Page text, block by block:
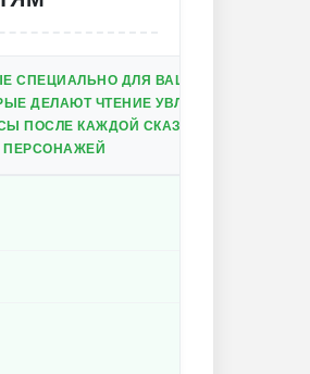
СПЕЦИАЛЬНО ДЛЯ ВАШЕГО МАЛЫША
ДЕЛАЮТ ЧТЕНИЕ УВЛЕКАТЕЛЬНЫМ
ПОСЛЕ КАЖДОЙ СКАЗКИ